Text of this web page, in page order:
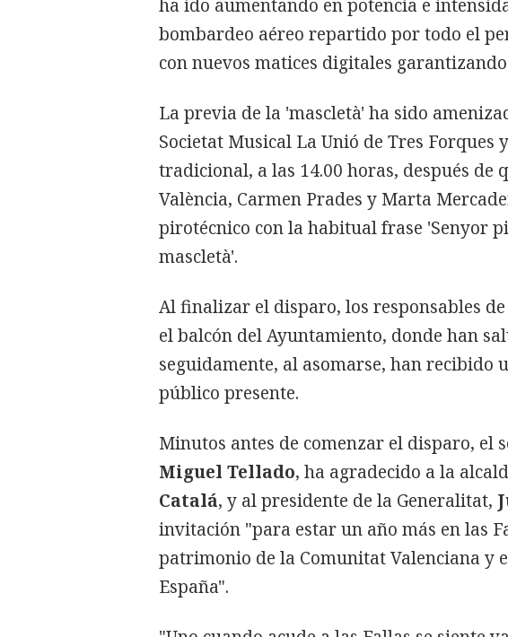
ha ido aumentando en potencia e
bombardeo aéreo repartido por todo el
con nuevos matices digitales
La previa de la 'mascletà' ha sido
Societat Musical La Unió de Tres Forques
tradicional, a las 14.00 horas, después de
València, Carmen Prades y Marta
pirotécnico con la habitual frase 'Senyor
mascletà'.
Al finalizar el disparo, los responsables
el balcón del Ayuntamiento, donde han
seguidamente, al asomarse, han recibido
público presente.
Minutos antes de comenzar el disparo, el
Miguel Tellado, ha agradecido a la
Catalá, y al presidente de la Generalitat,
invitación "para estar un año más en las
patrimonio de la Comunitat Valenciana y
España".